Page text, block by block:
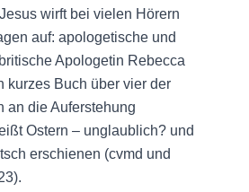
wirft bei vielen Hörern
auf: apologetische und
Apologetin Rebecca
kurzes Buch über vier der
an die Auferstehung
Ostern – unglaublich? und
erschienen (cvmd und